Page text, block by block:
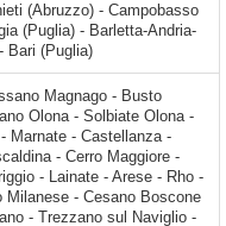
(Abruzzo) - Campobasso
(Puglia) - Barletta-Andria-
Bari (Puglia)
- Pero - Settimo Milanese - Cesano Boscone - Corsico - Milano - Trezzano sul Naviglio - Buccinasco - Assago - Rozzano - Opera - Sesto Ulteriano - San Giuliano Milanese - Francolino - Melegnano - Riozzo - Borgo San Giovanni - Muzza Sant'Angelo - Lodi - Ospedaletto Lodigiano - Casalpusterlengo - Guardamiglio